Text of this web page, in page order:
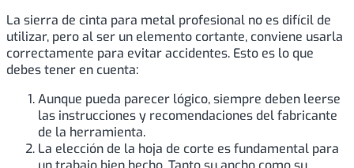
La sierra de cinta para metal profesional no es difícil de
utilizar, pero al ser un elemento cortante, conviene usarla
correctamente para evitar accidentes. Esto es lo que
debes tener en cuenta:
Aunque pueda parecer lógico, siempre deben leerse
las instrucciones y recomendaciones del fabricante
de la herramienta.
La elección de la hoja de corte es fundamental para